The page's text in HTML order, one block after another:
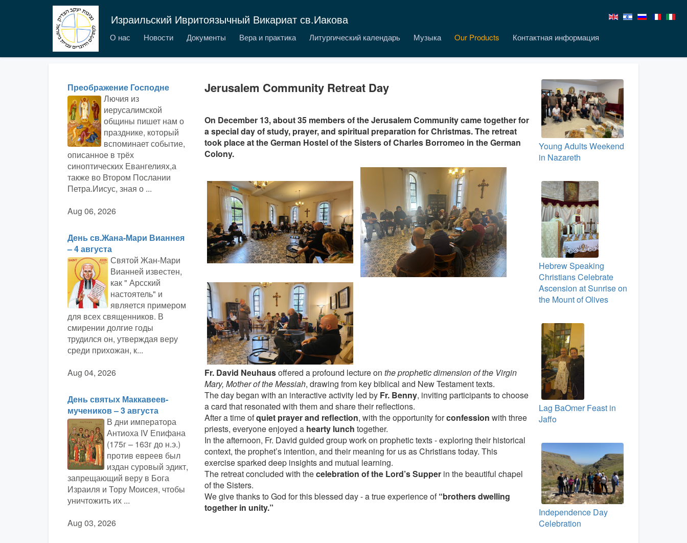
Израильский Ивритоязычный Викариат св.Иакова
О нас Новости Документы Вера и практика Литургический календарь Музыка Our Products Контактная информация
Преображение Господне
Лючия из
иерусалимской
общины пишет нам о
празднике, который
вспоминает событие,
описанное в трёх
синоптических Евангелиях,а
также во Втором Послании
Петра.Иисус, зная о ...
Aug 06, 2026
День св.Жана-Мари Вианнея
– 4 августа
Святой Жан-Мари
Вианней известен,
как " Арсский
настоятель" и
является примером
для всех священников. В
смирении долгие годы
трудился он, утверждая веру
среди прихожан, к...
Aug 04, 2026
День святых Маккавеев-
мучеников – 3 августа
В дни императора
Антиоха IV Епифана
(175г – 163г до н.э.)
против евреев был
издан суровый эдикт,
запрещающий веру в Бога
Израиля и Тору Моисея, чтобы
уничтожить их ...
Aug 03, 2026
Jerusalem Community Retreat Day
On December 13, about 35 members of the Jerusalem Community came together for
a special day of study, prayer, and spiritual preparation for Christmas. The retreat
took place at the German Hostel of the Sisters of Charles Borromeo in the German
Colony.
Fr. David Neuhausoffered a profound lecture on the prophetic dimension of the Virgin
Mary, Mother of the Messiah, drawing from key biblical and New Testament texts.
The day began with an interactive activity led by Fr. Benny, inviting participants to choose
a card that resonated with them and share their reflections.
After a time ofquiet prayer and reflection, with the opportunity forconfession with three
priests, everyone enjoyed a hearty lunch together.
In the afternoon, Fr. David guided group work on prophetic texts - exploring their historical
context, the prophet’s intention, and their meaning for us as Christians today. This
exercise sparked deep insights and mutual learning.
The retreat concluded with thecelebration of the Lord’s Supperin the beautiful chapel
of the Sisters.
We give thanks to God for this blessed day - a true experience of“brothers dwelling
together in unity.”
Young Adults Weekend
in Nazareth
Hebrew Speaking
Christians Celebrate
Ascension at Sunrise on
the Mount of Olives
Lag BaOmer Feast in
Jaffo
Independence Day
Celebration